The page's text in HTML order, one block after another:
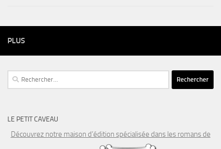
PLUS
Rechercher :
LE PETIT CAVEAU
Découvrez notre maison d’édition spécialisée dans les romans de